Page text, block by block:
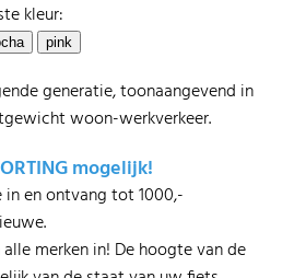
kleur:
generatie, toonaangevend in
woon-werkverkeer.
mogelijk!
en ontvang tot 1000,-
merken in! De hoogte van de